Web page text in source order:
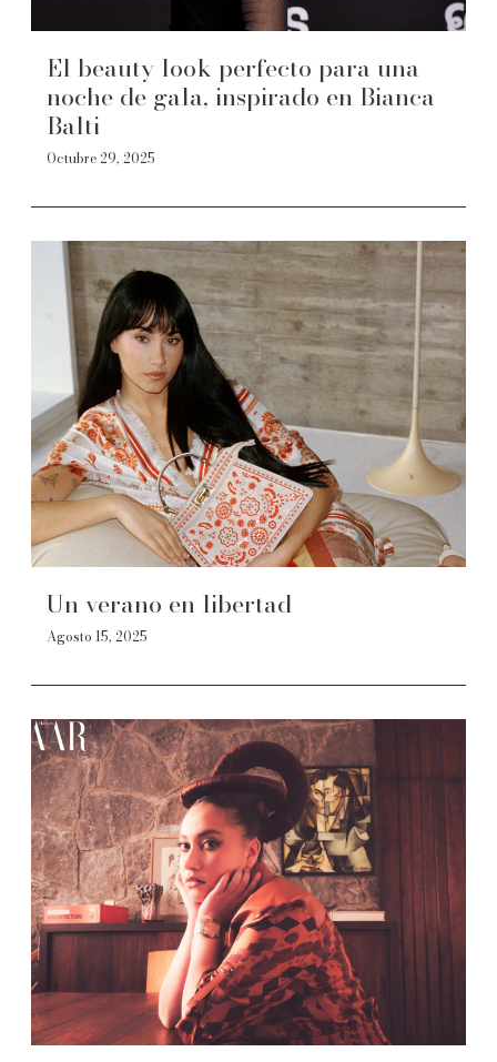
El beauty look perfecto para una
noche de gala, inspirado en Bianca
Balti
Octubre 29, 2025
Un verano en libertad
Agosto 15, 2025